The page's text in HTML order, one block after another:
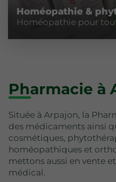
Homéopathie &
Homéopathie pour
Pharmacie à
Située à Arpajon, la
des médicaments ainsi
cosmétiques,
homéopathiques et
mettons aussi en vente
médical.